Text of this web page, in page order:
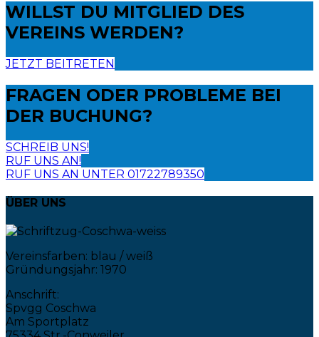
WILLST DU MITGLIED DES
VEREINS WERDEN?
JETZT BEITRETEN
FRAGEN ODER PROBLEME BEI
DER BUCHUNG?
SCHREIB UNS!
RUF UNS AN!
RUF UNS AN UNTER 01722789350
ÜBER UNS
Vereinsfarben: blau / weiß
Gründungsjahr: 1970
Anschrift:
Spvgg Coschwa
Am Sportplatz